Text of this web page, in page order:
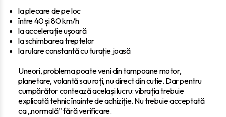
la plecare de pe loc
între 40 și 80 km/h
la accelerație ușoară
la schimbarea treptelor
la rulare constantă cu turație joasă
Uneori, problema poate veni din tampoane motor,
planetare, volantă sau roți, nu direct din cutie. Dar pentru
cumpărător contează același lucru: vibrația trebuie
explicată tehnic înainte de achiziție. Nu trebuie acceptată
ca „normală” fără verificare.